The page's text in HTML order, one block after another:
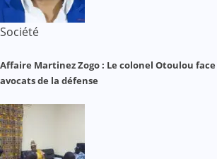
Société
Affaire Martinez Zogo : Le colonel Otoulou
avocats de la défense